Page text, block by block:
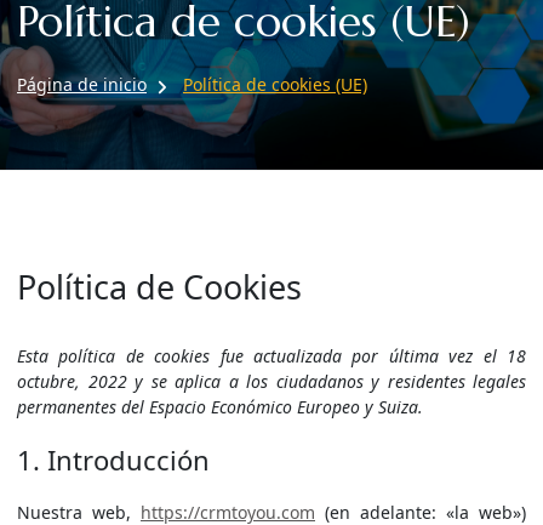
Política de cookies (UE)
Página de inicio Política de cookies (UE)
Política de Cookies
Esta política de cookies fue actualizada por última vez el 18
octubre, 2022 y se aplica a los ciudadanos y residentes legales
permanentes del Espacio Económico Europeo y Suiza.
1. Introducción
Nuestra web, https://crmtoyou.com (en adelante: «la web»)